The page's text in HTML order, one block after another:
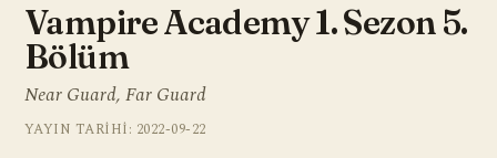
Vampire Academy 1. Sezon 5.
Bölüm
Near Guard, Far Guard
YAYIN TARIHI: 2022-09-22